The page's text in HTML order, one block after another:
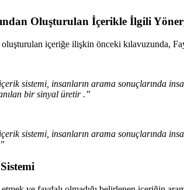
Oluşturulan İçerikle İlgili
oluşturulan içeriğe ilişkin önceki kılavuzunda,
sistemi, insanların arama sonuçlarında
bir sinyal üretir .”
sistemi, insanların arama sonuçlarında